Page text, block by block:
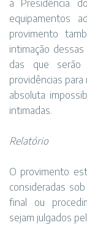
à Presidência
equipamentos
provimento
intimação
das que serão
providências
absoluta
intimadas.
Relatório
O provimento
consideradas
final ou
sejam julgados